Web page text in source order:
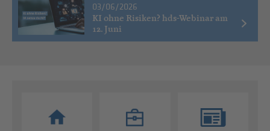
03/06/2026
KI ohne Risiken? hds-Webinar am
12. Juni